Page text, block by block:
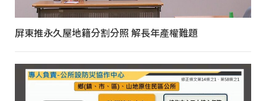
屏東推永久屋地籍分割分照 解長年產權難題